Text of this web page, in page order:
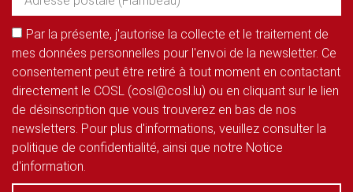
Par la présente, j'autorise la collecte et le traitement de
mes données personnelles pour l'envoi de la newsletter. Ce
consentement peut être retiré à tout moment en contactant
directement le COSL (cosl@cosl.lu) ou en cliquant sur le lien
de désinscription que vous trouverez en bas de nos
newsletters. Pour plus d'informations, veuillez consulter la
politique de confidentialité, ainsi que notre Notice
d'information.